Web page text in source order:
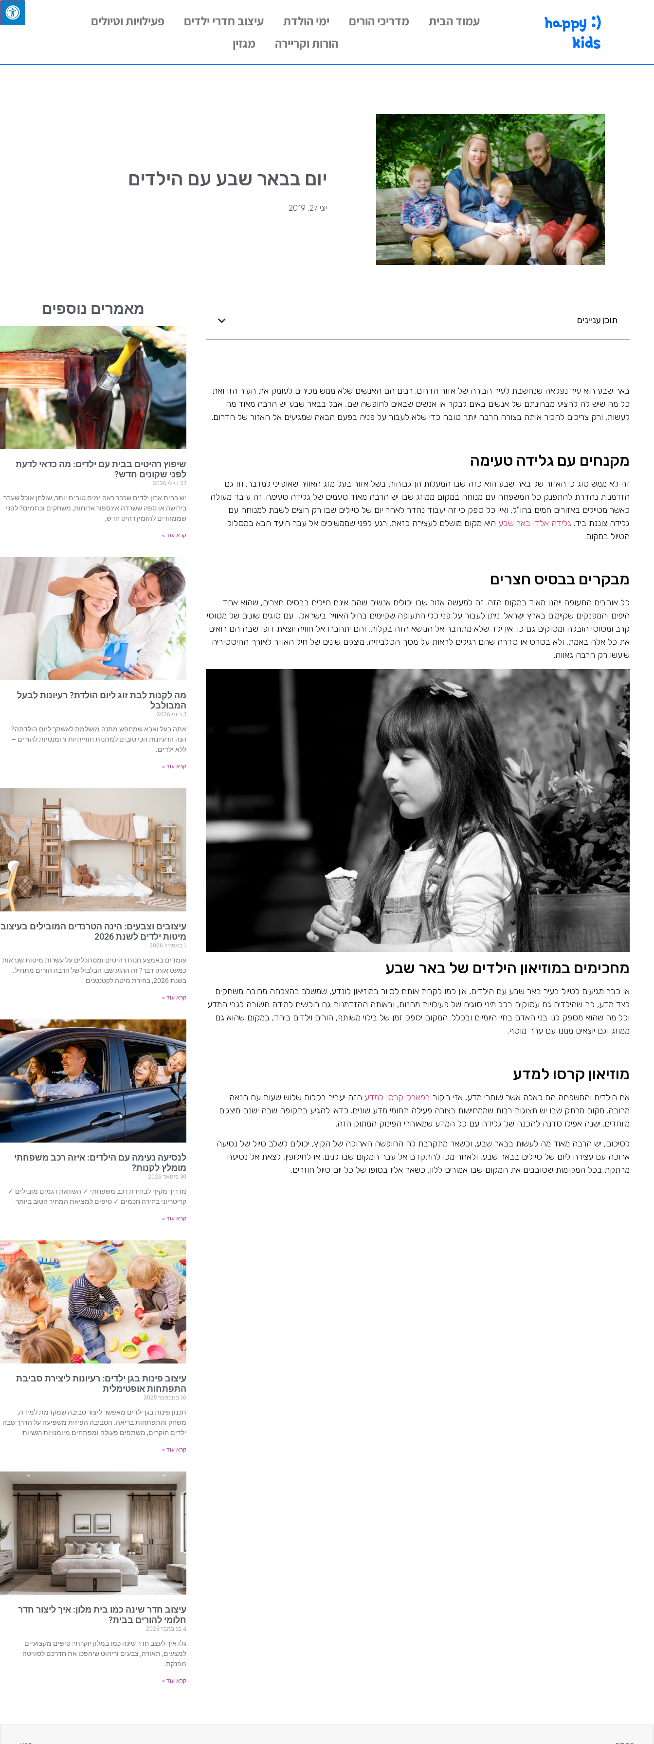
happy :)
kids
עמוד הבית מדריכי הורים ימי הולדת עיצוב חדרי ילדים
פעילויות וטיולים
הורות וקריירה
מגזין
יום בבאר שבע עם הילדים
יוני 27, 2019
תוכן עניינים
באר שבע היא עיר נפלאה שנחשבת לעיר הבירה של אזור הדרום. רבים הם האנשים שלא ממש מכירים לעומק את העיר הזו ואת
כל מה שיש לה להציע מבחינתם של אנשים באים לבקר או אנשים שבאים לחופשה שם, אבל בבאר שבע יש הרבה מאוד מה
לעשות, ורק צריכים להכיר אותה בצורה הרבה יותר טובה כדי שלא לעבור על פניה בפעם הבאה שמגיעים אל האזור של הדרום.
מקנחים עם גלידה טעימה
זה לא ממש סוג כי האזור של באר שבע הוא כזה שבו המעלות הן גבוהות בשל אזור בעל מזג האוויר שאופייני למדבר, וזו גם
הזדמנות נהדרת להתפנק כל המשפחה עם מנוחה במקום ממוזג שבו יש הרבה מאוד טעמים של גלידה טעימה. זה עובד מעולה
כאשר מטיילים באזורים חמים בחו"ל, ואין כל ספק כי זה יעבוד נהדר לאחר יום של טיולים שבו רק רוצים לשבת למנוחה עם
גלידה צוננת ביד. גלידה אלדו באר שבע היא מקום מושלם לעצירה כזאת, רגע לפני שממשיכים אל עבר היעד הבא במסלול
הטיול במקום.
מבקרים בבסיס חצרים
כל אוהבים התעופה ייהנו מאוד במקום הזה. זה למעשה אזור שבו יכולים אנשים שהם אינם חיילים בבסיס חצרים, שהוא אחד
היפים והמפנקים שקיימים בארץ ישראל. ניתן לעבור על פני כלי התעופה שקיימים בחיל האוויר בישראל, עם סוגים שונים של מטוסי
קרב ומטוסי הובלה ומסוקים גם כן. אין ילד שלא מתחבר אל הנושא הזה בקלות, והם יתחברו אל חוויה יוצאת דופן שבה הם רואים
את כל אלה באמת, ולא בסרט או סדרה שהם רגילים לראות על מסך הטלביזיה. מיצגים שונים של חיל האוויר לאורך ההיסטוריה
שיעשו רק הרבה גאווה.
מחכימים במוזיאון הילדים של באר שבע
אן כבר מגיעים לטיול בעיר באר שבע עם הילדים, אין כמו לקחת אותם לסיור במוזיאון לונדע, שמשלב בהצלחה מרובה משחקים
לצד מדע, כך שהילדים גם עסוקים בכל מיני סוגים של פעילויות מהנות, ובאותה ההזדמנות גם רוכשים למידה חשובה לגבי המדע
וכל מה שהוא מספק לנו בני האדם בחיי היומיום ובכלל. המקום יספק זמן של בילוי משותף, הורים וילדים ביחד, במקום שהוא גם
ממוזג וגם יוצאים ממנו עם ערך מוסף.
מוזיאון קרסו למדע
אם הילדים והמשפחה הם כאלה אשר שוחרי מדע, אזי ביקור בפארק קרסו למדע הזה יעביר בקלות שלוש שעות עם הנאה
מרובה. מקום מרתק שבו יש תצוגות רבות שממחישות בצורה פעילה תחומי מדע שונים. כדאי להגיע בתקופה שבה ישנם מיצגים
מיוחדים. ישנה אפילו סדנה להכנה של גלידה עם כל המדע שמאוחרי הפינוק המתוק הזה.
לסיכום, יש הרבה מאוד מה לעשות בבאר שבע, וכשאר מתקרבת לה החופשה הארוכה של הקיץ, יכולים לשלב טיול של נסיעה
ארוכה עם עצירה ליום של טיולים בבאר שבע, ולאחר מכן להתקדם אל עבר המקום שבו לנים. או לחילופין, לצאת אל נסיעה
מרתקת בכל המקומות שסובבים את המקום שבו אמורים ללון, כשאר אליו בסופו של כל יום טיול חוזרים.
מאמרים נוספים
שיפוץ רהיטים בבית עם ילדים: מה כדאי לדעת
לפני שקונים חדש?
23 ביולי 2026
יש בבית ארון ילדים שכבר ראה ימים טובים יותר, שולחן אוכל שעבר
בירושה או ספה ששרדה אינספור ארוחות, משחקים וכתמים? לפני
שממהרים להזמין רהיט חדש,
קרא עוד »
מה לקנות לבת זוג ליום הולדת? רעיונות לבעל
המבולבל
3 ביוני 2026
אתה בעל ואבא שמחפש מתנה מושלמת לאשתך ליום הולדתה?
הנה הרעיונות הכי טובים למתנות חווייתיות ורומנטיות להורים –
ללא ילדים.
קרא עוד »
עיצובים וצבעים: הינה הטרנדים המובילים בעיצוב
מיטות ילדים לשנת 2026
1 באפריל 2026
עומדים באמצע חנות רהיטים ומסתכלים על עשרות מיטות שנראות
כמעט אותו דבר? זה הרגע שבו הבלבול של הרבה הורים מתחיל.
בשנת 2026, בחירת מיטה לקטנטנים
קרא עוד »
לנסיעה נעימה עם הילדים: איזה רכב משפחתי
מומלץ לקנות?
30 בינואר 2026
מדריך מקיף לבחירת רכב משפחתי ✓ השוואת דגמים מובילים ✓
קריטריוני בחירה חכמים ✓ טיפים למציאת המחיר הטוב ביותר
קרא עוד »
עיצוב פינות בגן ילדים: רעיונות ליצירת סביבת
התפתחות אופטימלית
16 בנובמבר 2025
תכנון פינות בגן ילדים מאפשר ליצור סביבה שמקדמת למידה,
משחק והתפתחות בריאה. הסביבה הפיזית משפיעה על הדרך שבה
ילדים חוקרים, משתפים פעולה ומפתחים מיומנויות רגשיות
קרא עוד »
עיצוב חדר שינה כמו בית מלון: איך ליצור חדר
חלומי להורים בבית?
4 בנובמבר 2025
גלו איך לעצב חדר שינה כמו במלון יוקרתי: טיפים מקצועיים
למצעים, תאורה, צבעים וריהוט שיהפכו את חדרכם לסוויטה
מפנקת.
קרא עוד »